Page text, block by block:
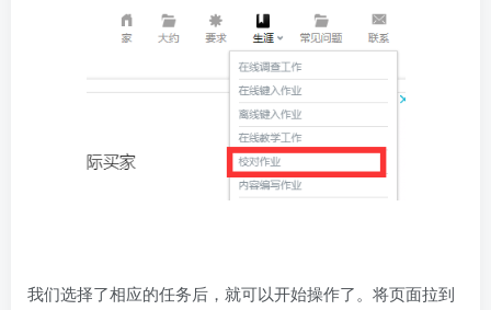
我们选择了相应的任务后，就可以开始操作了。将页面拉到